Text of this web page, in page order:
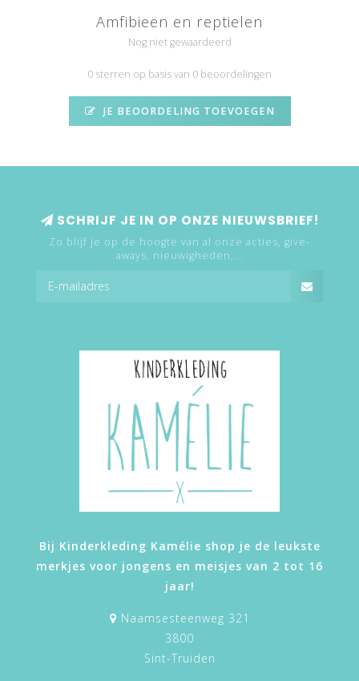
Amfibieën en reptielen
Nog niet gewaardeerd
0 sterren op basis van 0 beoordelingen
JE BEOORDELING TOEVOEGEN
SCHRIJF JE IN OP ONZE NIEUWSBRIEF!
Zo blijf je op de hoogte van al onze acties, give-
aways, nieuwigheden,...
Bij Kinderkleding Kamélie shop je de leukste
merkjes voor jongens en meisjes van 2 tot 16
jaar!
Naamsesteenweg 321
3800
Sint-Truiden